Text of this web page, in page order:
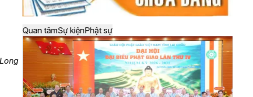
Quan tâmSự kiệnPhật sự